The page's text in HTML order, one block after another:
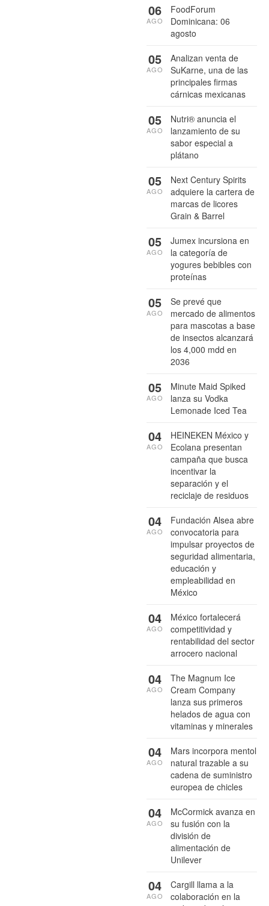
FoodForum
Dominicana: 06
agosto
06
AGO
Analizan venta de
SuKarne, una de las
principales firmas
cárnicas mexicanas
05
AGO
Nutri® anuncia el
lanzamiento de su
sabor especial a
plátano
05
AGO
Next Century Spirits
adquiere la cartera de
marcas de licores
Grain & Barrel
05
AGO
Jumex incursiona en
la categoría de
yogures bebibles con
proteínas
05
AGO
Se prevé que
mercado de alimentos
para mascotas a base
de insectos alcanzará
los 4,000 mdd en
2036
05
AGO
Minute Maid Spiked
lanza su Vodka
Lemonade Iced Tea
05
AGO
HEINEKEN México y
Ecolana presentan
campaña que busca
incentivar la
separación y el
reciclaje de residuos
04
AGO
Fundación Alsea abre
convocatoria para
impulsar proyectos de
seguridad alimentaria,
educación y
empleabilidad en
México
04
AGO
México fortalecerá
competitividad y
rentabilidad del sector
arrocero nacional
04
AGO
The Magnum Ice
Cream Company
lanza sus primeros
helados de agua con
vitaminas y minerales
04
AGO
Mars incorpora mentol
natural trazable a su
cadena de suministro
europea de chicles
04
AGO
McCormick avanza en
su fusión con la
división de
alimentación de
Unilever
04
AGO
Cargill llama a la
colaboración en la
04
AGO